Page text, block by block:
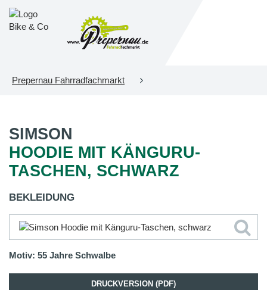
Prepernau Fahrradfachmarkt
SIMSON
HOODIE MIT KÄNGURU-
TASCHEN, SCHWARZ
BEKLEIDUNG
Motiv: 55 Jahre Schwalbe
DRUCKVERSION (PDF)